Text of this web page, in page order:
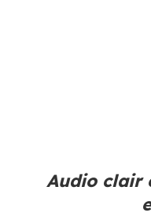
Audio clair